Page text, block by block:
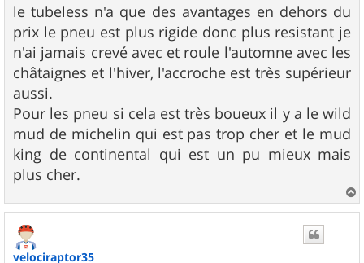
s
s
a
g
e
le tubeless n'a que des avantages en dehors du
prix le pneu est plus rigide donc plus resistant je
n'ai jamais crevé avec et roule l'automne avec les
châtaignes et l'hiver, l'accroche est très supérieur
aussi.
Pour les pneu si cela est très boueux il y a le wild
mud de michelin qui est pas trop cher et le mud
king de continental qui est un pu mieux mais
plus cher.
a
velociraptor35